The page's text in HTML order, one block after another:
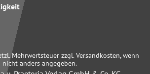
Mehrwertsteuer zzgl. Versandkosten, wenn
nicht anders angegeben.